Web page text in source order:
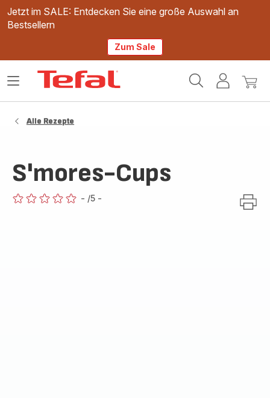
Jetzt im SALE: Entdecken Sie eine große Auswahl an
Bestsellern
Zum Sale
Mein
Mein
Das
Alle Rezepte
S'mores-Cups
- /5 -